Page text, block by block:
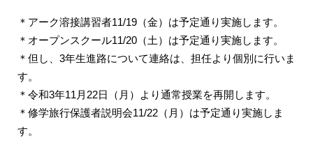
＊アーク溶接講習者11/19（金）は予定通り実施します。
＊オープンスクール11/20（土）は予定通り実施します。
＊但し、3年生進路について連絡は、担任より個別に行いま
す。
＊令和3年11月22日（月）より通常授業を再開します。
＊修学旅行保護者説明会11/22（月）は予定通り実施しま
す。